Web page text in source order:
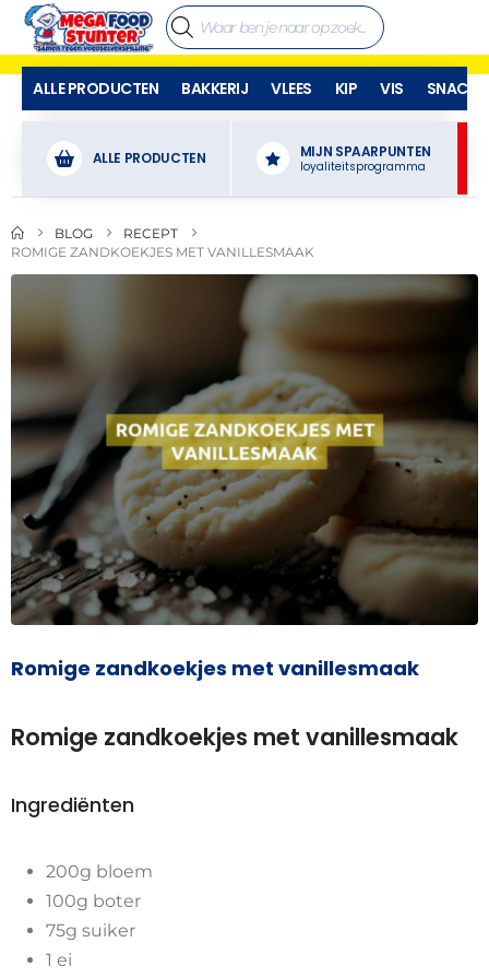
ALLE PRODUCTEN BAKKERIJ VLEES KIP VIS SNACKS
ALLE PRODUCTEN MIJN SPAARPUNTEN
loyaliteitsprogramma
BLOG
RECEPT
ROMIGE ZANDKOEKJES MET VANILLESMAAK
Romige zandkoekjes met vanillesmaak
Romige zandkoekjes met vanillesmaak
Ingrediënten
200g bloem
100g boter
75g suiker
1 ei